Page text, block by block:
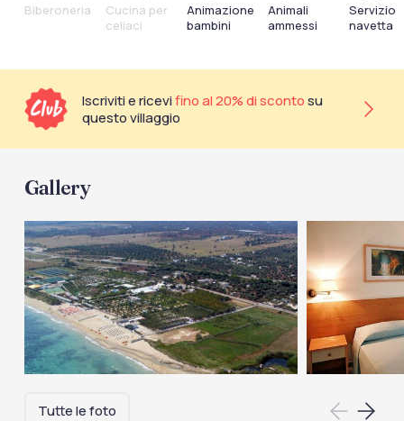
Biberoneria
Cucina per
celiaci
Animazione
bambini
Animali
ammessi
Servizio
navetta
Iscriviti e ricevifino al 20% di scontosu
questo villaggio
Gallery
Tutte le foto